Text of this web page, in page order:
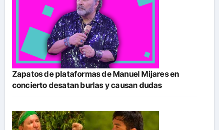
Zapatos de plataformas de Manuel Mijares en
concierto desatan burlas y causan dudas